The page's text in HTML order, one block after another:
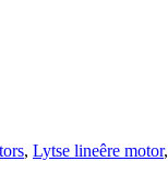
, Lytse lineêre motor,